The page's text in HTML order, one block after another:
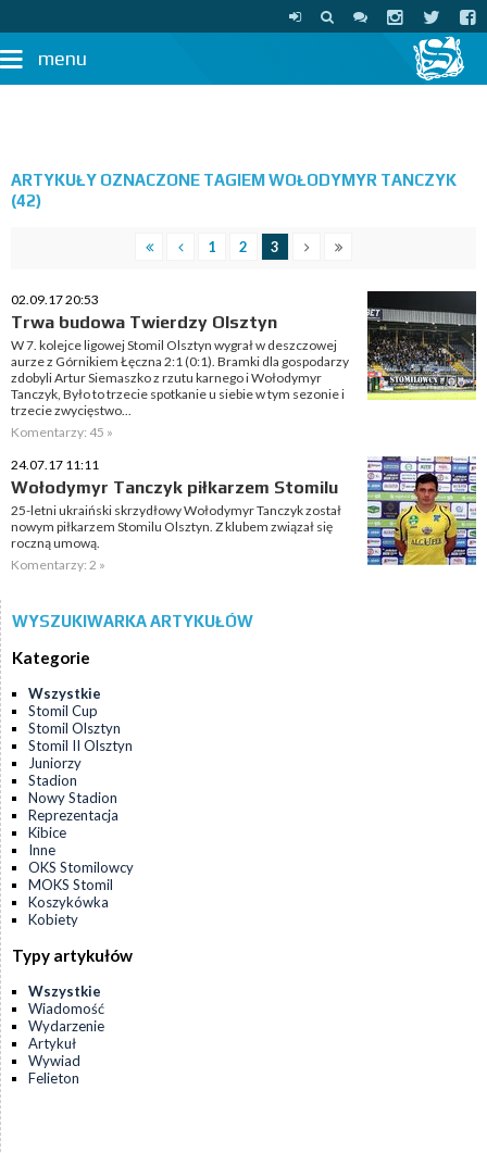
menu
ARTYKUŁY OZNACZONE TAGIEM WOŁODYMYR TANCZYK
(42)
1 2 3
02.09.17 20:53
Trwa budowa Twierdzy Olsztyn
W 7. kolejce ligowej Stomil Olsztyn wygrał w deszczowej
aurze z Górnikiem Łęczna 2:1 (0:1). Bramki dla gospodarzy
zdobyli Artur Siemaszko z rzutu karnego i Wołodymyr
Tanczyk, Było to trzecie spotkanie u siebie w tym sezonie i
trzecie zwycięstwo...
Komentarzy: 45 »
24.07.17 11:11
Wołodymyr Tanczyk piłkarzem Stomilu
25-letni ukraiński skrzydłowy Wołodymyr Tanczyk został
nowym piłkarzem Stomilu Olsztyn. Z klubem związał się
roczną umową.
Komentarzy: 2 »
WYSZUKIWARKA ARTYKUŁÓW
Kategorie
Wszystkie
Stomil Cup
Stomil Olsztyn
Stomil II Olsztyn
Juniorzy
Stadion
Nowy Stadion
Reprezentacja
Kibice
Inne
OKS Stomilowcy
MOKS Stomil
Koszykówka
Kobiety
Typy artykułów
Wszystkie
Wiadomość
Wydarzenie
Artykuł
Wywiad
Felieton